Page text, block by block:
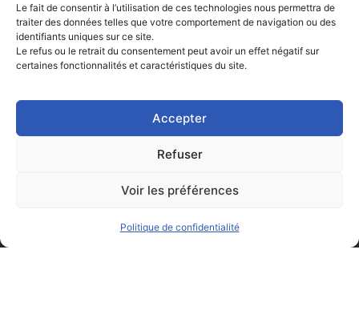
Le fait de consentir à l’utilisation de ces technologies nous permettra de
traiter des données telles que votre comportement de navigation ou des
identifiants uniques sur ce site.
Le refus ou le retrait du consentement peut avoir un effet négatif sur
certaines fonctionnalités et caractéristiques du site.
Accepter
Refuser
Voir les préférences
Politique de confidentialité